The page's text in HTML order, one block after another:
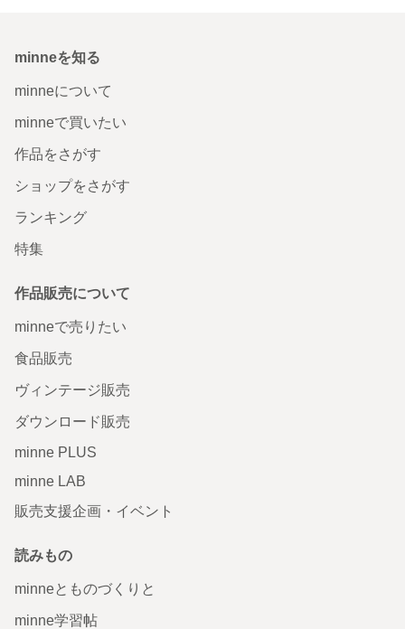
minneを知る
minneについて
minneで買いたい
作品をさがす
ショップをさがす
ランキング
特集
作品販売について
minneで売りたい
食品販売
ヴィンテージ販売
ダウンロード販売
minne PLUS
minne LAB
販売支援企画・イベント
読みもの
minneとものづくりと
minne学習帖